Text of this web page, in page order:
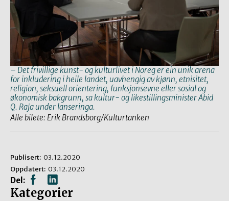
– Det frivillige kunst- og kulturlivet i Noreg er ein unik arena
for inkludering i heile landet, uavhengig av kjønn, etnisitet,
religion, seksuell orientering, funksjonsevne eller sosial og
økonomisk bakgrunn, sa kultur- og likestillingsminister Abid
Q. Raja under lanseringa.
Alle bilete: Erik Brandsborg/Kulturtanken
Publisert: 03.12.2020
Oppdatert: 03.12.2020
Del:
Kategorier